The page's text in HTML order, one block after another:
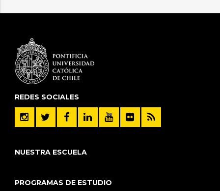
REDES SOCIALES
NUESTRA ESCUELA
PROGRAMAS DE ESTUDIO